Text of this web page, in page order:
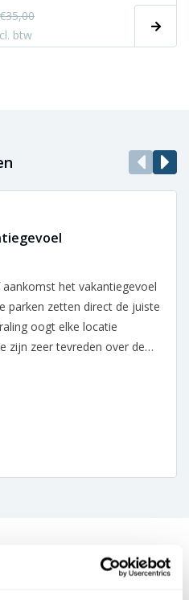
€35,00
btw
het vakantiegevoel
parken zetten direct de juiste
oogt elke locatie
zijn zeer tevreden over de